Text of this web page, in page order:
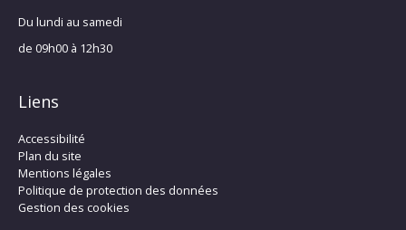
Du lundi au samedi
de 09h00 à 12h30
Liens
Accessibilité
Plan du site
Mentions légales
Politique de protection des données
Gestion des cookies